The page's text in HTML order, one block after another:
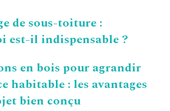
de sous-toiture :
est-il indispensable ?
en bois pour agrandir
habitable : les avantages
bien conçu